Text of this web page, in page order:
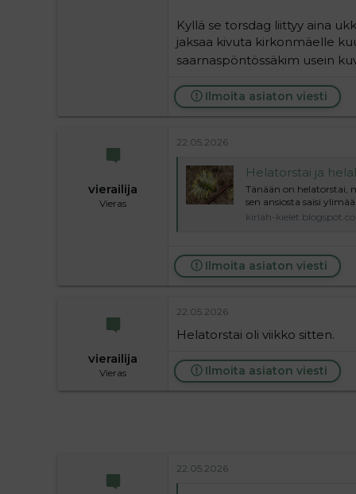
Kyllä se torsdag liittyy aina
jaksaa kivuta kirkonmäelle
saarnaspöntössäkim usein
Ilmoita asiaton viesti
vierailija
Vieras
22.05.2026
Helatorstai ja
Tänään on helatorstai,
sen ansiosta saisi
kirlah-
Ilmoita asiaton viesti
vierailija
Vieras
22.05.2026
Helatorstai oli viikko sitten.
Ilmoita asiaton viesti
22.05.2026